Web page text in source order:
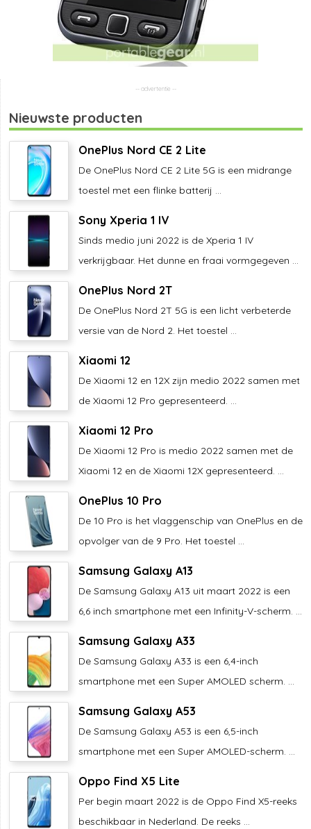
Nieuwste producten
OnePlus Nord CE 2 Lite
De OnePlus Nord CE 2 Lite 5G is een midrange
toestel met een flinke batterij ...
Sony Xperia 1 IV
Sinds medio juni 2022 is de Xperia 1 IV
verkrijgbaar. Het dunne en fraai vormgegeven ...
OnePlus Nord 2T
De OnePlus Nord 2T 5G is een licht verbeterde
versie van de Nord 2. Het toestel ...
Xiaomi 12
De Xiaomi 12 en 12X zijn medio 2022 samen met
de Xiaomi 12 Pro gepresenteerd. ...
Xiaomi 12 Pro
De Xiaomi 12 Pro is medio 2022 samen met de
Xiaomi 12 en de Xiaomi 12X gepresenteerd. ...
OnePlus 10 Pro
De 10 Pro is het vlaggenschip van OnePlus en de
opvolger van de 9 Pro. Het toestel ...
Samsung Galaxy A13
De Samsung Galaxy A13 uit maart 2022 is een
6,6 inch smartphone met een Infinity-V-scherm. ...
Samsung Galaxy A33
De Samsung Galaxy A33 is een 6,4-inch
smartphone met een Super AMOLED scherm. ...
Samsung Galaxy A53
De Samsung Galaxy A53 is een 6,5-inch
smartphone met een Super AMOLED-scherm. ...
Oppo Find X5 Lite
Per begin maart 2022 is de Oppo Find X5-reeks
beschikbaar in Nederland. De reeks ...